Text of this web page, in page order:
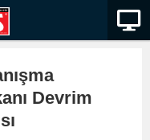
Devrim